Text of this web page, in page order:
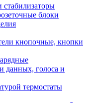
стабилизаторы
блоки
кнопочные, кнопки
данных, голоса и
термостаты